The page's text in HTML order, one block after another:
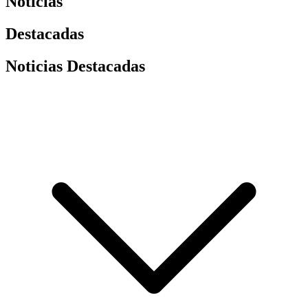
Destacadas
Noticias Destacadas